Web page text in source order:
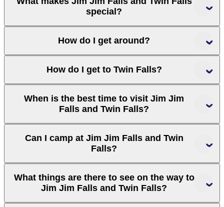
special?
Litchfield
National Park
How do I get around?
How do I get to Twin Falls?
Bowali
Visitor Centre
When is the best time to visit Jim Jim
Falls and Twin Falls?
Can I camp at Jim Jim Falls and Twin
Falls?
What things are there to see on the way to
Jim Jim Falls and Twin Falls?